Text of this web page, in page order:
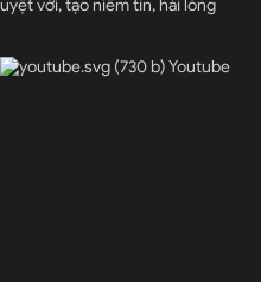
vời, tạo niềm tin, hài lòng
Youtube